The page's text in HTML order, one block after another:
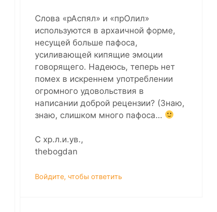
Слова «рАспял» и «прОлил»
используются в архаичной форме,
несущей больше пафоса,
усиливающей кипящие эмоции
говорящего. Надеюсь, теперь нет
помех в искреннем употреблении
огромного удовольствия в
написании доброй рецензии? (Знаю,
знаю, слишком много пафоса…
С хр.л.и.ув.,
thebogdan
Войдите, чтобы ответить